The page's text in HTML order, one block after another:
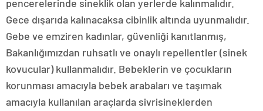
pencerelerinde sineklik olan yerlerde kalınmalıdır.
Gece dışarıda kalınacaksa cibinlik altında uyunmalıdır.
Gebe ve emziren kadınlar, güvenliği kanıtlanmış,
Bakanlığımızdan ruhsatlı ve onaylı repellentler (sinek
kovucular) kullanmalıdır. Bebeklerin ve çocukların
korunması amacıyla bebek arabaları ve taşımak
amacıyla kullanılan araçlarda sivrisineklerden